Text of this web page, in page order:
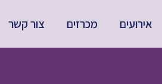
אירועים מכרזים צור קשר